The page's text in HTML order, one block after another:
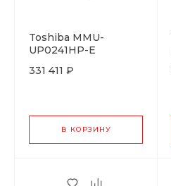
Toshiba MMU-
UP0241HP-E
331 411 ₽
В КОРЗИНУ